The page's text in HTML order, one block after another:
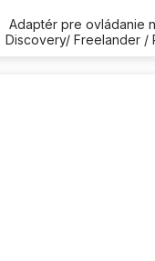
Adaptér pre ovládanie
Discovery/ Freelander /